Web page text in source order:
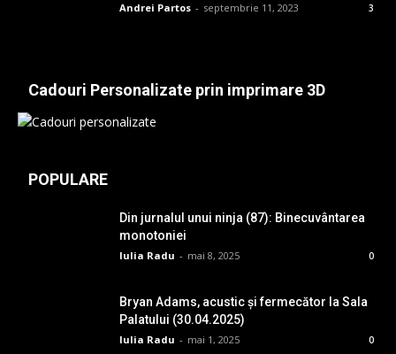
Andrei Partos - septembrie 11, 2023 3
Cadouri Personalizate prin imprimare 3D
POPULARE
Din jurnalul unui ninja (87): Binecuvântarea
monotoniei
Iulia Radu - mai 8, 2025 0
Bryan Adams, acustic și fermecător la Sala
Palatului (30.04.2025)
Iulia Radu - mai 1, 2025 0